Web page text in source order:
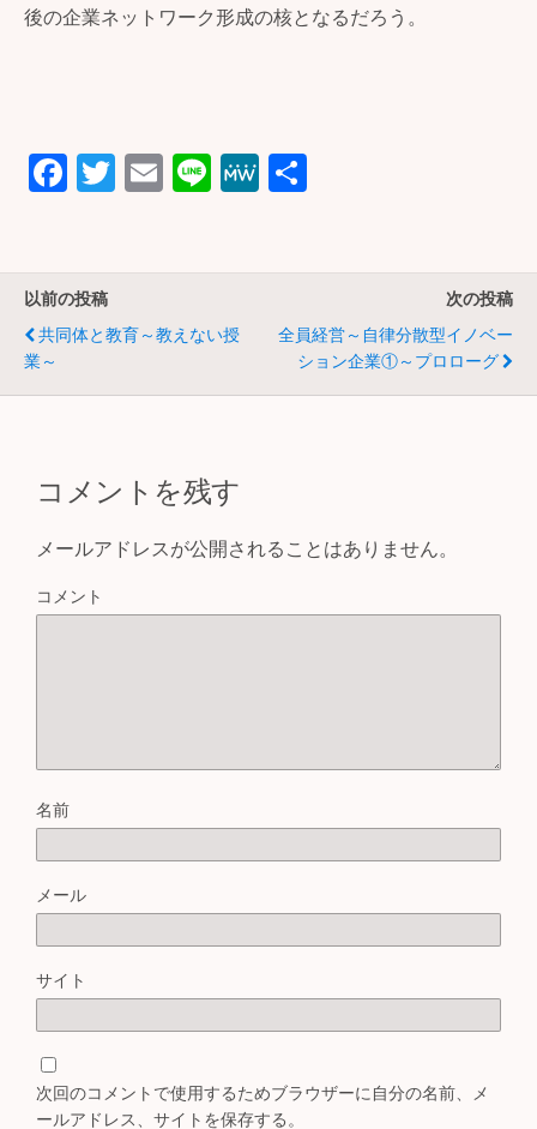
後の企業ネットワーク形成の核となるだろう。
F
a
e
b
o
T
wi
er
E
m
Li
n
M
e
e
以前の投稿
共同体と教育～教えない授
業～
次の投稿
全員経営～自律分散型イノベー
ション企業①～プロローグ
コメントを残す
メールアドレスが公開されることはありません。
コメント
名前
メール
サイト
次回のコメントで使用するためブラウザーに自分の名前、メ
ールアドレス、サイトを保存する。